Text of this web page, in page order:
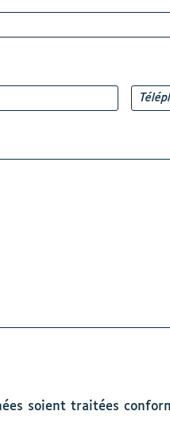
soient traitées